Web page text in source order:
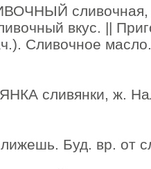
сливочная,
вкус. ||
Сливочное
сливянки, ж.
Буд. вр. от